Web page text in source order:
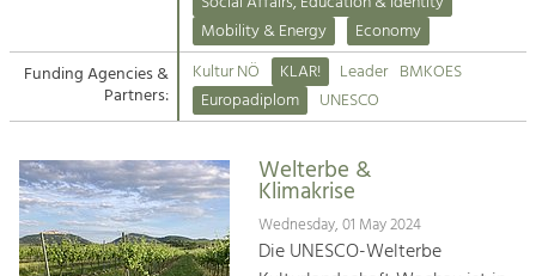
Suche
Impressum
Kontakt
Tourism
Offer Development and Positioning
Art & Culture
Crafts, Science and Research.
Mobility & Energy
Economy
Funding Agencies &
Partners:
Kultur NÖ KLAR! Leader BMKOES
Europadiplom
UNESCO
Welterbe &
Klimakrise
Wednesday, 01 May 2024
Die UNESCO-Welterbe